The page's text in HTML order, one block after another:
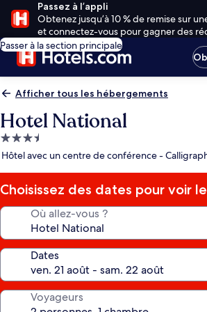
Passez à l’appli
Obtenez jusqu’à 10 % de remise sur
et connectez-vous pour gagner des
Passer à la section principale
Afficher tous les hébergements
Hotel National
Hébergement
3.5 étoiles
Hôtel avec un centre de conférence -
Choisissez des dates pour voir
Où allez-vous ?
Dates
Voyageurs